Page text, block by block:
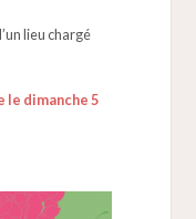
lieu chargé
le dimanche 5